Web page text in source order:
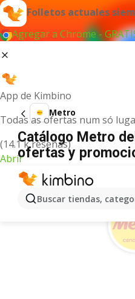
Folletos actuales
Agregar a Chrome -
App de Kimbino
Todas as ofertas num só
(14.1 k reseñas)
Abrir
Buscar tiendas,
Metro
Catálogo Metro
ofertas y